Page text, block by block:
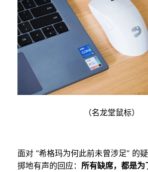
（名龙堂鼠标）
面对 “希格玛为何此前未曾涉足” 的
掷地有声的回应： 所有缺席，都是为